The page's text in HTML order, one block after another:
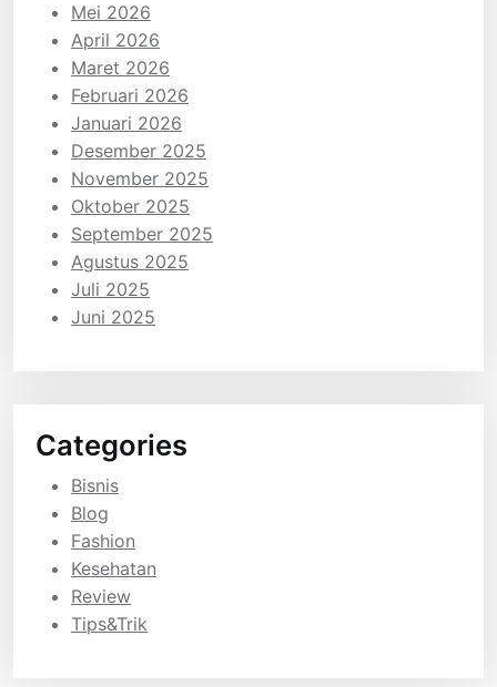
Mei 2026
April 2026
Maret 2026
Februari 2026
Januari 2026
Desember 2025
November 2025
Oktober 2025
September 2025
Agustus 2025
Juli 2025
Juni 2025
Categories
Bisnis
Blog
Fashion
Kesehatan
Review
Tips&Trik